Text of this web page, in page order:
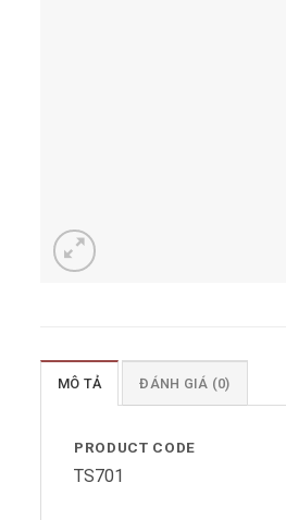
MÔ TẢ ĐÁNH GIÁ (0)
PRODUCT CODE
TS701